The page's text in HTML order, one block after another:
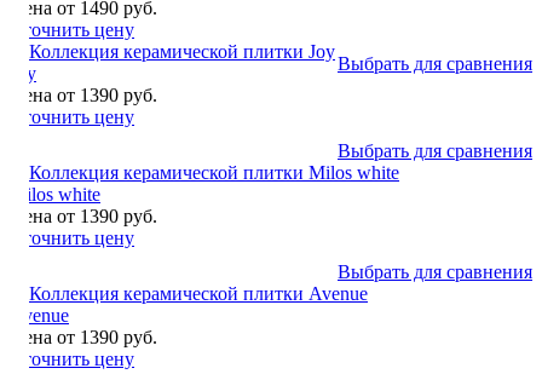
Цена от 1490 руб.
Уточнить цену
Выбрать для сравнения
Joy
Цена от 1390 руб.
Уточнить цену
Выбрать для сравнения
Milos white
Цена от 1390 руб.
Уточнить цену
Выбрать для сравнения
Avenue
Цена от 1390 руб.
Уточнить цену